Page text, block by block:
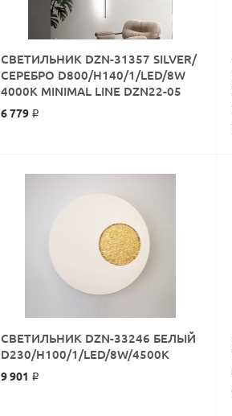
СВЕТИЛЬНИК DZN-31357 SILVER/
СЕРЕБРО D800/H140/1/LED/8W
4000K MINIMAL LINE DZN22-05
6 779 ₽
КУПИТЬ
СВЕТИЛЬНИК DZN-33246 БЕЛЫЙ
D230/H100/1/LED/8W/4500K
9 901 ₽
КУПИТЬ